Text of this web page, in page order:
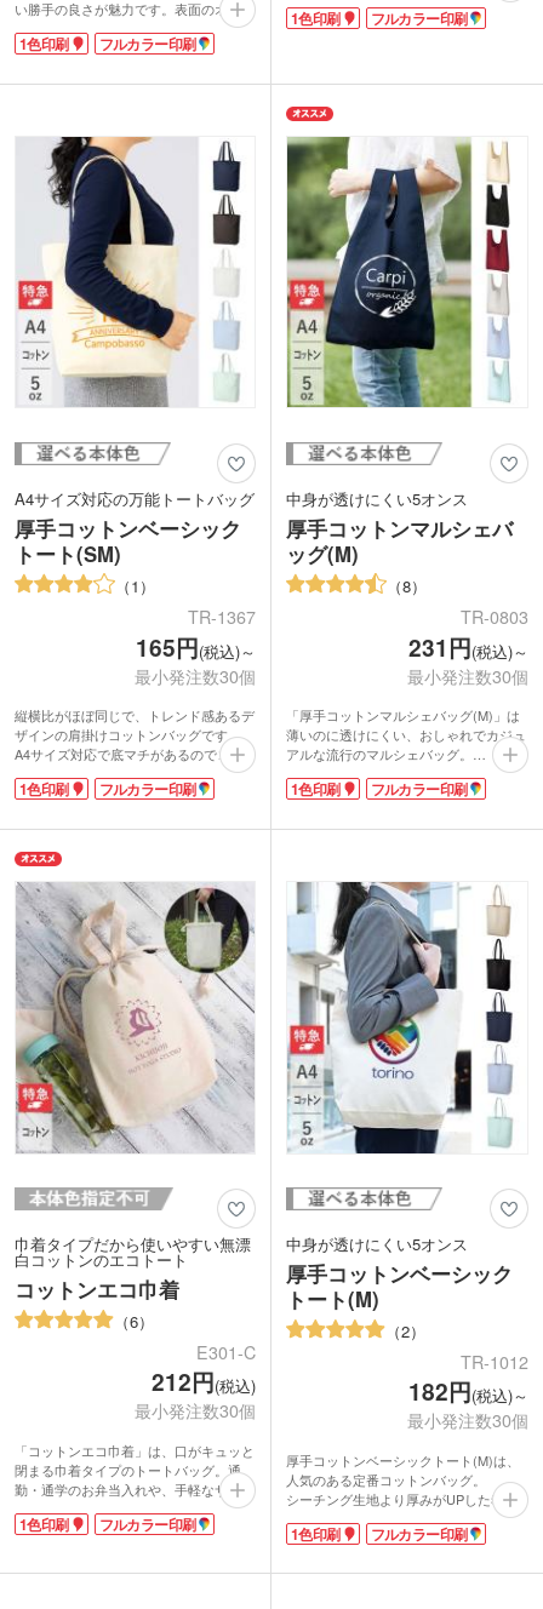
い勝手の良さが魅力です。表面のオープ
ンポケットと裏面のかぶせポケットがあ
るので、用途によって使い分けできま
帯に最適。
ュバッグ」とも呼ばれ、新たなジャンル
になりそうです。
1色やフルカラーでの名入れ印刷ができ
ます。印刷範囲が大きいので、SP効果
もバッチリ。低価格なので、予算を抑え
ながらトレンド感のあるノベルティが作
れます。
1色印刷 フルカラー印刷
しつつ中身が透けにくい仕上がりになっ
示会やオープンキャンパスのノベルティ
カラーはナチュラル、ネイビー、ブラッ
ク、ワインレッドの4色をご用意。お好
きな色を選べます。リーズナブルなお値
段なので、ワークショップの素材として
も無地のご購入もおすすめです。
1色印刷 フルカラー印刷
A4サイズ対応の万能トートバッグ
厚手コットンベーシック
トート(SM)
1
TR-1367
165円(税込)～
最小発注数30個
縦横比がほぼ同じで、トレンド感あるデ
ザインの肩掛けコットンバッグです。
A4サイズ対応で底マチがあるのでコン
パクトなのに収納力があります。約5オ
ンスの生地でかさばりにくいです。資料
バッグとしても重宝します。
1色かフルカラーで大きく印刷できるの
で、宣伝効果の高い販促品の制作にぴっ
たり！企業の展示会やオープンキャンパ
スで配布するノベルティなどにいかがで
しょうか。イラストをプリントした同人
グッズにもおすすめです。
1色印刷 フルカラー印刷
中身が透けにくい5オンス
厚手コットンマルシェバ
ッグ(M)
8
TR-0803
231円(税込)～
最小発注数30個
「厚手コットンマルシェバッグ(M)」は
薄いのに透けにくい、おしゃれでカジュ
アルな流行のマルシェバッグ。
シーチングよりも生地の目が詰まったし
なやかな素材。折りたためばコンパクト
印刷が可能なので、ショップのオリジナ
のにロゴを入れただけでオリジナルのお
洒落バッグになりますよ。
1色印刷 フルカラー印刷
巾着タイプだから使いやすい無漂
白コットンのエコトート
コットンエコ巾着
6
E301-C
212円(税込)
最小発注数30個
「コットンエコ巾着」は、口がキュッと
閉まる巾着タイプのトートバッグ。通
勤・通学のお弁当入れや、手軽なサブバ
ッグにいかが。地球環境にやさしい無漂
白コットンを使い、ナチュラルな風合い
1色印刷 フルカラー印刷
中身が透けにくい5オンス
厚手コットンベーシック
トート(M)
2
TR-1012
182円(税込)～
最小発注数30個
厚手コットンベーシックトート(M)は、
人気のある定番コットンバッグ。
シーチング生地より厚みがUPした5オン
スの厚手コットントートが登場しまし
た!
物を入れやすく、説明会の資料やカタロ
1色印刷 フルカラー印刷